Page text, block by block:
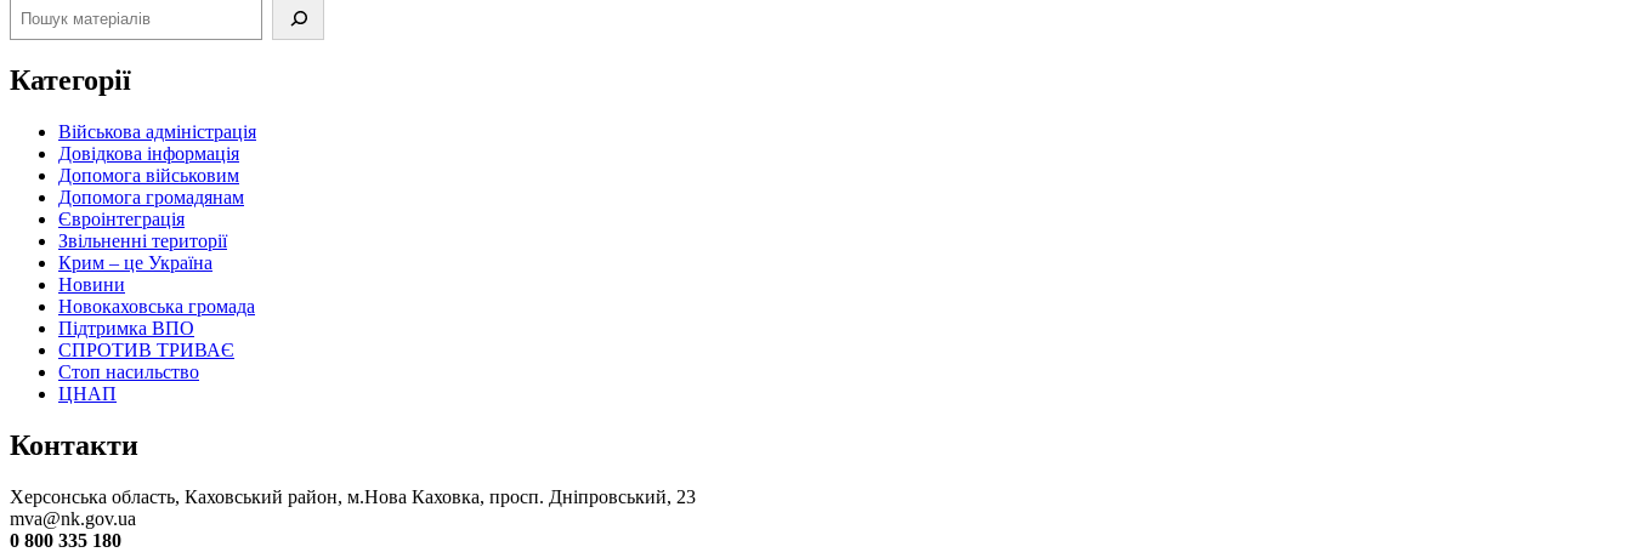
Категорії
Військова адміністрація
Довідкова інформація
Допомога військовим
Допомога громадянам
Євроінтеграція
Звільненні території
Крим – це Україна
Новини
Новокаховська громада
Підтримка ВПО
СПРОТИВ ТРИВАЄ
Стоп насильство
ЦНАП
Контакти
Херсонська область, Каховський район, м.Нова Каховка, просп. Дніпровський, 23
mva@nk.gov.ua
0 800 335 180